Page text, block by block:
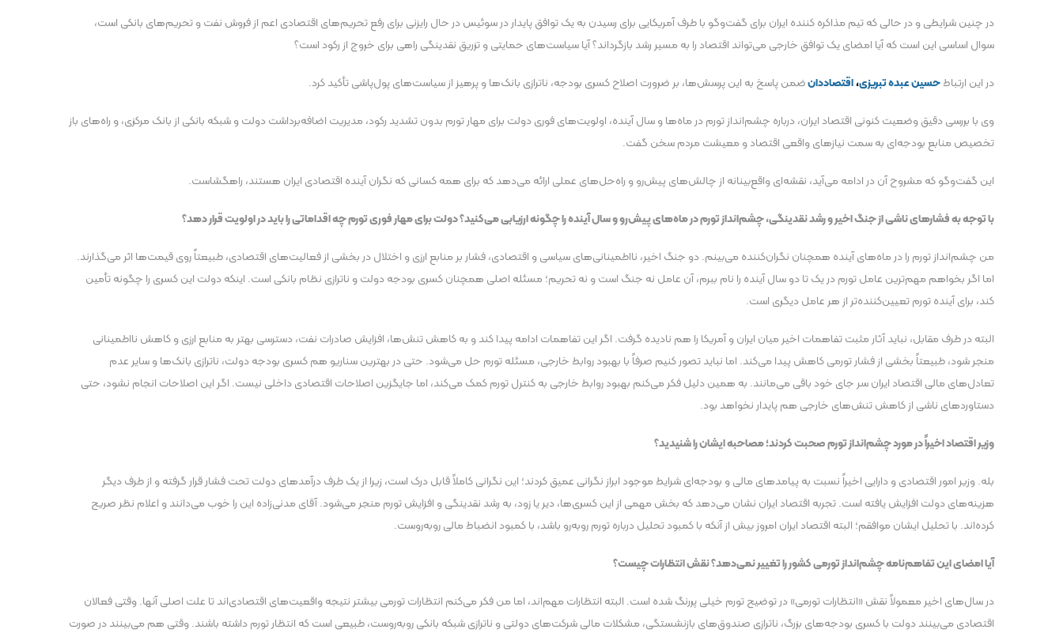
در چنین شرایطی و در حالی که تیم مذاکره کننده ایران برای گفت‌و‌گو با طرف آمریکایی برای رسیدن به یک توافق پایدار در سوئیس در حال رایزنی برای رفع تحریم‌های اقتصادی اعم از فروش نفت و تحریم‌های بانکی است،
سوال اساسی این است که آیا امضای یک توافق خارجی می‌تواند اقتصاد را به مسیر رشد بازگرداند؟ آیا سیاست‌های حمایتی و تزریق نقدینگی راهی برای خروج از رکود است؟
در این ارتباطحسین عبده تبریزی،اقتصاددانضمن پاسخ به این پرسش‌ها، بر ضرورت اصلاح کسری بودجه، ناترازی بانک‌ها و پرهیز از سیاست‌های پول‌پاشی تأکید کرد.
وی با بررسی دقیق وضعیت کنونی اقتصاد ایران، درباره چشم‌انداز تورم در ماه‌ها و سال آینده، اولویت‌های فوری دولت برای مهار تورم بدون تشدید رکود، مدیریت اضافه‌برداشت دولت و شبکه بانکی از بانک مرکزی، و راه‌های باز
تخصیص منابع بودجه‌ای به سمت نیاز‌های واقعی اقتصاد و معیشت مردم سخن گفت.
این گفت‌و‌گو که مشروح آن در ادامه می‌آید، نقشه‌ای واقع‌بینانه از چالش‌های پیش‌رو و راه‌حل‌های عملی ارائه می‌دهد که برای همه کسانی که نگران آینده اقتصادی ایران هستند، راهگشاست.
با توجه به فشار‌های ناشی از جنگ اخیر و رشد نقدینگی، چشم‌انداز تورم در ماه‌های پیش‌رو و سال آینده را چگونه ارزیابی می‌کنید؟ دولت برای مهار فوری تورم چه اقداماتی را باید در اولویت قرار دهد؟
من چشم‌انداز تورم را در ماه‌های آینده همچنان نگران‌کننده می‌بینم. دو جنگ اخیر، نااطمینانی‌های سیاسی و اقتصادی، فشار بر منابع ارزی و اختلال در بخشی از فعالیت‌های اقتصادی، طبیعتاً روی قیمت‌ها اثر می‌گذارند.
اما اگر بخواهم مهم‌ترین عامل تورم در یک تا دو سال آینده را نام ببرم، آن عامل نه جنگ است و نه تحریم؛ مسئله اصلی همچنان کسری بودجه دولت و ناترازی نظام بانکی است. اینکه دولت این کسری را چگونه تأمین
کند، برای آینده تورم تعیین‌کننده‌تر از هر عامل دیگری است.
البته در طرف مقابل، نباید آثار مثبت تفاهمات اخیر میان ایران و آمریکا را هم نادیده گرفت. اگر این تفاهمات ادامه پیدا کند و به کاهش تنش‌ها، افزایش صادرات نفت، دسترسی بهتر به منابع ارزی و کاهش نااطمینانی
منجر شود، طبیعتاً بخشی از فشار تورمی کاهش پیدا می‌کند. اما نباید تصور کنیم صرفاً با بهبود روابط خارجی، مسئله تورم حل می‌شود. حتی در بهترین سناریو هم کسری بودجه دولت، ناترازی بانک‌ها و سایر عدم
تعادل‌های مالی اقتصاد ایران سر جای خود باقی می‌مانند. به همین دلیل فکر می‌کنم بهبود روابط خارجی به کنترل تورم کمک می‌کند، اما جایگزین اصلاحات اقتصادی داخلی نیست. اگر این اصلاحات انجام نشود، حتی
دستاورد‌های ناشی از کاهش تنش‌های خارجی هم پایدار نخواهد بود.
وزیر اقتصاد اخیراً در مورد چشم‌انداز تورم صحبت کردند؛ مصاحبه‌ ایشان را شنیدید؟
بله. وزیر امور اقتصادی و دارایی اخیراً نسبت به پیامد‌های مالی و بودجه‌ای شرایط موجود ابراز نگرانی عمیق کردند؛ این نگرانی کاملاً قابل درک است، زیرا از یک طرف درآمد‌های دولت تحت فشار قرار گرفته و از طرف دیگر
هزینه‌های دولت افزایش یافته است. تجربه اقتصاد ایران نشان می‌دهد که بخش مهمی از این کسری‌ها، دیر یا زود، به رشد نقدینگی و افزایش تورم منجر می‌شود. آقای مدنی‌زاده این را خوب می‌دانند و اعلام نظر صریح
کرده‌اند. با تحلیل ایشان موافقم؛ البته اقتصاد ایران امروز بیش از آنکه با کمبود تحلیل درباره تورم روبه‌رو باشد، با کمبود انضباط مالی روبه‌روست.
آیا امضای این تفاهم‌نامه چشم‌انداز تورمی کشور را تغییر نمی‌دهد؟ نقش انتظارات چیست؟
در سال‌های اخیر معمولاً نقش «انتظارات تورمی» در توضیح تورم خیلی پررنگ شده است. البته انتظارات مهم‌اند، اما من فکر می‌کنم انتظارات تورمی بیشتر نتیجه واقعیت‌های اقتصادی‌اند تا علت اصلی آنها. وقتی فعالان
اقتصادی می‌بینند دولت با کسری بودجه‌های بزرگ، ناترازی صندوق‌های بازنشستگی، مشکلات مالی شرکت‌های دولتی و ناترازی شبکه بانکی روبه‌روست، طبیعی است که انتظار تورم داشته باشند. وقتی هم می‌بینند در صورت